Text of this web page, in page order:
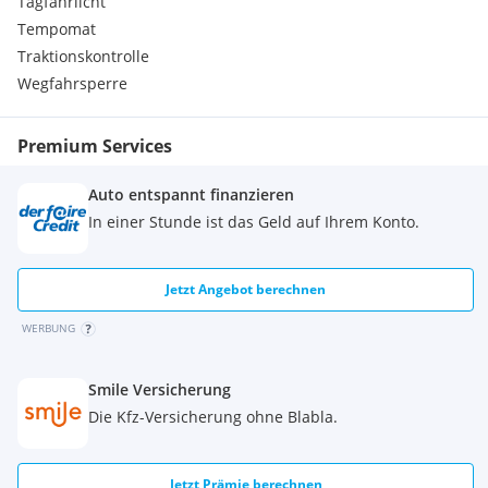
Lenkrad mit Multifunktion
Mittelarmlehne vorn
Mobile Online Dienste Mirror Screen
Nebelschlussleuchte(n)
Peugeot Connect-Box / SOS-Taste (Notruf für Lokalisierung
Pyrotechnischer Gurtstraffer
Radioempfang digital (DAB+)
Reifendruck-Kontrollsystem
Rücksitzbank geteilt/klappbar automatisch (40:20:40)
Scheibenwischer mit Regensensor
Seitenairbag vorn
Sitze vorn höhenverstellbar
Sonderlackierung Titanium Grau-Metallic
Steckdose (12V-Anschluss) im Koffer-/Laderaum
Tagfahrlicht LED
Tempomat
Traktionskontrolle
Wegfahrsperre
Premium Services
Auto entspannt finanzieren
In einer Stunde ist das Geld auf Ihrem Konto.
Jetzt Angebot berechnen
WERBUNG
Smile Versicherung
Die Kfz-Versicherung ohne Blabla.
Jetzt Prämie berechnen